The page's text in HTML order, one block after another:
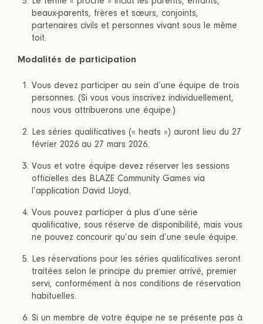
beaux-parents, frères et sœurs, conjoints,
partenaires civils et personnes vivant sous le même
toit.
Modalités de participation
Vous devez participer au sein d’une équipe de trois
personnes. (Si vous vous inscrivez individuellement,
nous vous attribuerons une équipe.)
Les séries qualificatives (« heats ») auront lieu du 27
février 2026 au 27 mars 2026.
Vous et votre équipe devez réserver les sessions
officielles des BLAZE Community Games via
l’application David Lloyd.
Vous pouvez participer à plus d’une série
qualificative, sous réserve de disponibilité, mais vous
ne pouvez concourir qu’au sein d’une seule équipe.
Les réservations pour les séries qualificatives seront
traitées selon le principe du premier arrivé, premier
servi, conformément à nos conditions de réservation
habituelles.
Si un membre de votre équipe ne se présente pas à